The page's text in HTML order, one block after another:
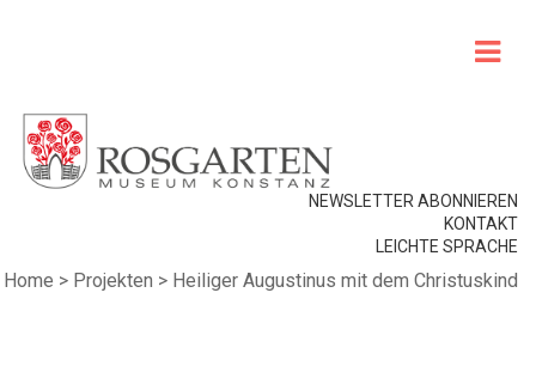
NEWSLETTER ABONNIEREN
KONTAKT
LEICHTE SPRACHE
Home > Projekten > Heiliger Augustinus mit dem Christuskind